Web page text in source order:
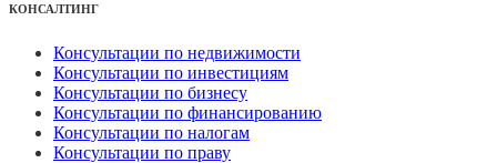
КОНСАЛТИНГ
Консультации по недвижимости
Консультации по инвестициям
Консультации по бизнесу
Консультации по финансированию
Консультации по налогам
Консультации по праву